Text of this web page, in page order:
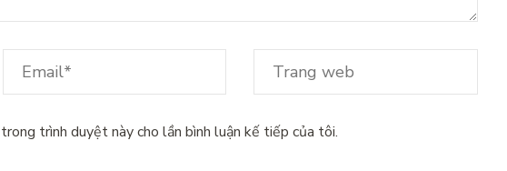
trình duyệt này cho lần bình luận kế tiếp của tôi.